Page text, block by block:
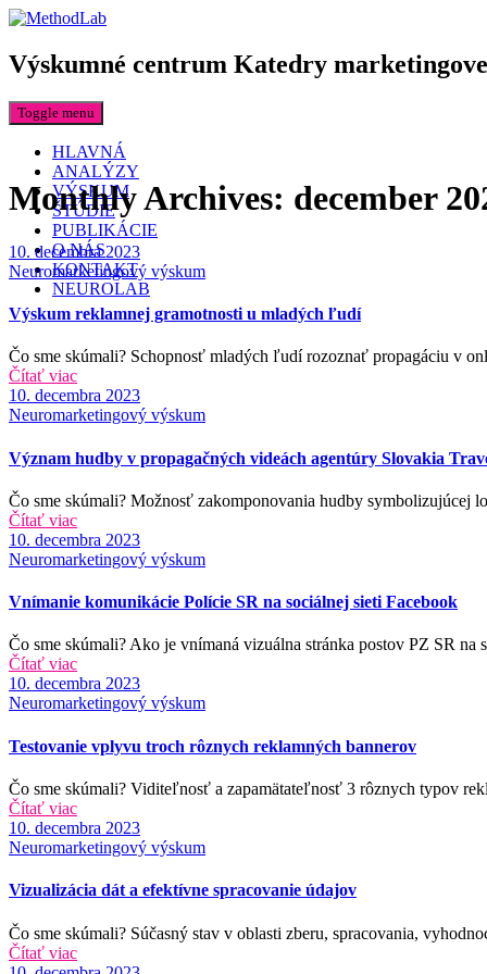
Výskumné centrum Katedry
Toggle menu
HLAVNÁ
ANALÝZY
VÝSKUM
ŠTÚDIE
PUBLIKÁCIE
O NÁS
KONTAKT
NEUROLAB
Monthly Archives: december
Date
10. decembra 2023
Categories
Neuromarketingový výskum
Výskum reklamnej gramotnosti u mladých ľudí
Čo sme skúmali? Schopnosť mladých ľudí rozoznať propagáciu v
Čítať viac
Date
10. decembra 2023
Categories
Neuromarketingový výskum
Význam hudby v propagačných videách agentúry Slovakia
Čo sme skúmali? Možnosť zakomponovania hudby symbolizujúcej
Čítať viac
Date
10. decembra 2023
Categories
Neuromarketingový výskum
Vnímanie komunikácie Polície SR na sociálnej sieti Facebook
Čo sme skúmali? Ako je vnímaná vizuálna stránka postov PZ SR
Čítať viac
Date
10. decembra 2023
Categories
Neuromarketingový výskum
Testovanie vplyvu troch rôznych reklamných bannerov
Čo sme skúmali? Viditeľnosť a zapamätateľnosť 3 rôznych typov
Čítať viac
Date
10. decembra 2023
Categories
Neuromarketingový výskum
Vizualizácia dát a efektívne spracovanie údajov
Čo sme skúmali? Súčasný stav v oblasti zberu, spracovania,
Čítať viac